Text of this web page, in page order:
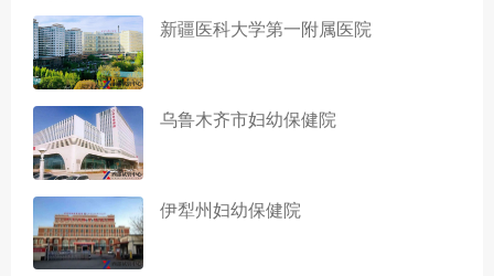
新疆医科大学第一附属医院
乌鲁木齐市妇幼保健院
伊犁州妇幼保健院